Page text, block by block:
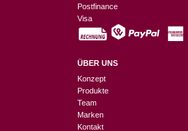
Postfinance
Visa
ÜBER UNS
Konzept
Produkte
Team
Marken
Kontakt